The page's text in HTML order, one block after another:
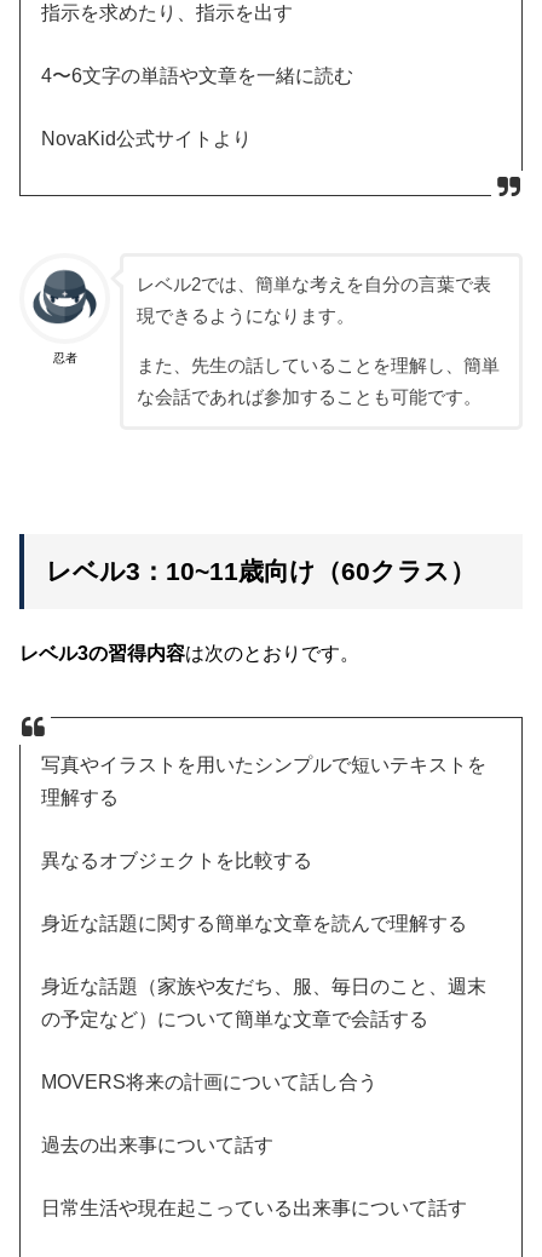
指示を求めたり、指示を出す
4〜6文字の単語や文章を一緒に読む
NovaKid公式サイトより
忍者
レベル2では、簡単な考えを自分の言葉で表
現できるようになります。
また、先生の話していることを理解し、簡単
な会話であれば参加することも可能です。
レベル3：10~11歳向け（60クラス）
レベル3の習得内容は次のとおりです。
写真やイラストを用いたシンプルで短いテキストを
理解する
異なるオブジェクトを比較する
身近な話題に関する簡単な文章を読んで理解する
身近な話題（家族や友だち、服、毎日のこと、週末
の予定など）について簡単な文章で会話する
MOVERS将来の計画について話し合う
過去の出来事について話す
日常生活や現在起こっている出来事について話す